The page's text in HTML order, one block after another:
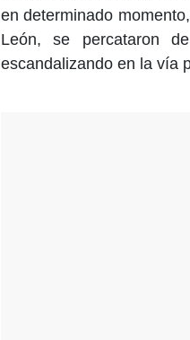
en determinado
León, se percataron
escandalizando en la vía